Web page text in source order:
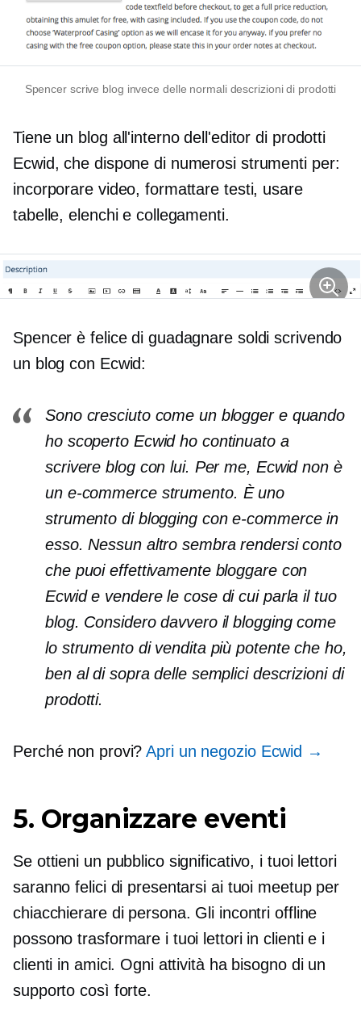
Spencer scrive blog invece delle normali descrizioni di prodotti
Tiene un blog all'interno dell'editor di prodotti
Ecwid, che dispone di numerosi strumenti per:
incorporare video, formattare testi, usare
tabelle, elenchi e collegamenti.
Spencer è felice di guadagnare soldi scrivendo
un blog con Ecwid:
Sono cresciuto come un blogger e quando
ho scoperto Ecwid ho continuato a
scrivere blog con lui. Per me, Ecwid non è
un e-commercestrumento. È uno
strumento di blogging cone-commercein
esso. Nessun altro sembra rendersi conto
che puoi effettivamente bloggare con
Ecwid e vendere le cose di cui parla il tuo
blog. Considero davvero il blogging come
lo strumento di vendita più potente che ho,
ben al di sopra delle semplici descrizioni di
prodotti.
Perché non provi?Apri un negozio Ecwid →
5. Organizzare eventi
Se ottieni un pubblico significativo, i tuoi lettori
saranno felici di presentarsi ai tuoi meetup per
chiacchierare di persona. Gli incontri offline
possono trasformare i tuoi lettori in clienti e i
clienti in amici. Ogni attività ha bisogno di un
supporto così forte.